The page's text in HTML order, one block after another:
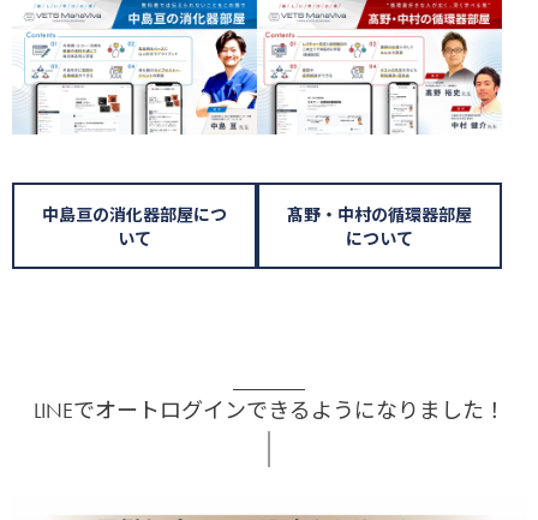
中島亘の消化器部屋につ
いて
髙野・中村の循環器部屋
について
LINEでオートログインできるようになりました！